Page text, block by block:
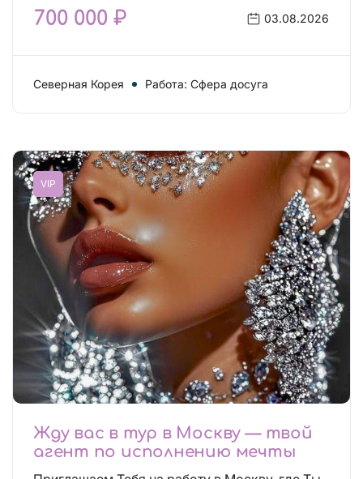
700 000 ₽ 03.08.2026
Северная Корея Работа: Сфера досуга
VIP
Жду вас в тур в Москву — твой
агент по исполнению мечты